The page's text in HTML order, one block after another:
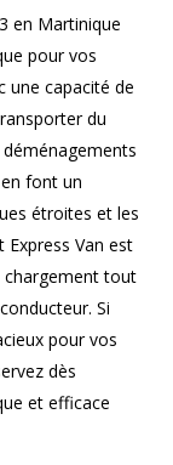
en Martinique
pour vos
une capacité de
du
font un
étroites et les
Express Van est
chargement tout
Si
pour vos
dès
et efficace